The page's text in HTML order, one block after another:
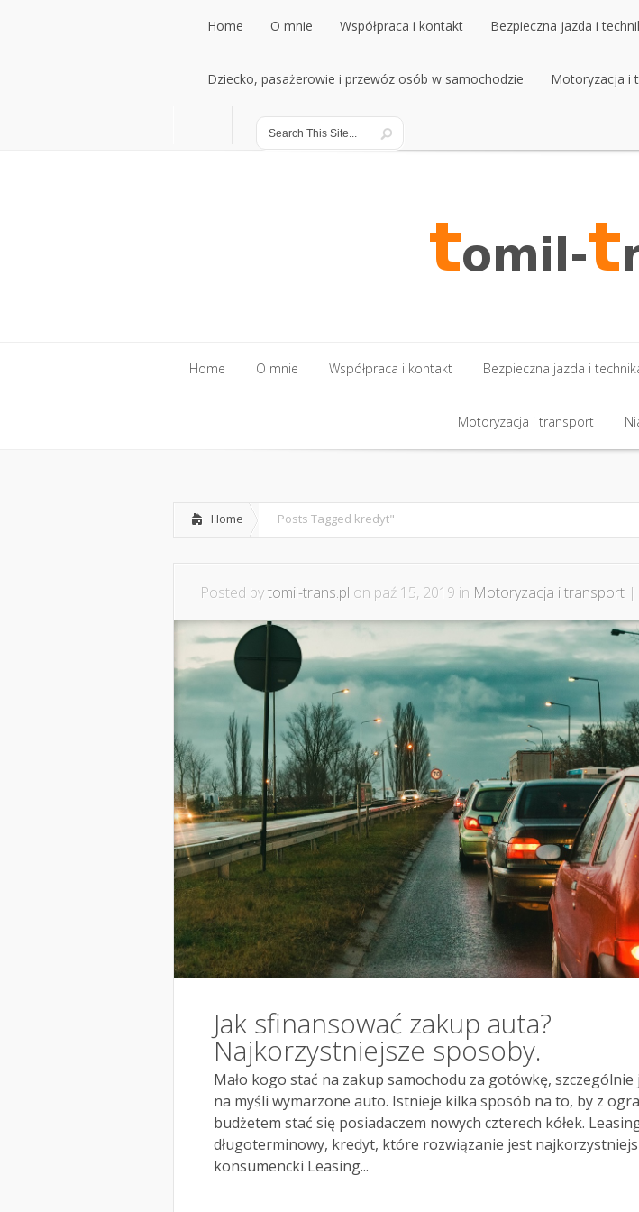
Home
Home
O mnie
O mnie
Współpraca i kontakt
Współpraca i kontakt
Bezpieczna jazda i
Bezpieczna jazda i
Dziecko, pasażerowie i przewóz osób w samochodzie
Dziecko, pasażerowie i przewóz osób w samochodzie
Motoryzacja i
Home O mnie Współpraca i kontakt Bezpieczna jazda i
Bezpieczna jazda i
Motoryzacja i transport
Home Posts Tagged kredyt"
Posted bytomil-trans.pl on paź 15, 2019 in Motoryzacja i transport |
Jak sfinansować zakup auta?
Najkorzystniejsze sposoby.
Mało kogo stać na zakup samochodu za gotówkę, szczególnie
na myśli wymarzone auto. Istnieje kilka sposób na to, by z
budżetem stać się posiadaczem nowych czterech kółek.
długoterminowy, kredyt, które rozwiązanie jest
konsumencki Leasing...